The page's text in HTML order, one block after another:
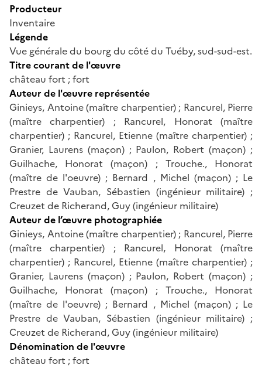
Producteur
Inventaire
Légende
Vue générale du bourg du côté du Tuéby, sud-sud-est.
Titre courant de l'œuvre
château fort ; fort
Auteur de l'œuvre représentée
Ginieys, Antoine (maître charpentier) ; Rancurel, Pierre
(maître charpentier) ; Rancurel, Honorat (maître
charpentier) ; Rancurel, Etienne (maître charpentier) ;
Granier, Laurens (maçon) ; Paulon, Robert (maçon) ;
Guilhache, Honorat (maçon) ; Trouche., Honorat
(maître de l'oeuvre) ; Bernard , Michel (maçon) ; Le
Prestre de Vauban, Sébastien (ingénieur militaire) ;
Creuzet de Richerand, Guy (ingénieur militaire)
Auteur de l’œuvre photographiée
Ginieys, Antoine (maître charpentier) ; Rancurel, Pierre
(maître charpentier) ; Rancurel, Honorat (maître
charpentier) ; Rancurel, Etienne (maître charpentier) ;
Granier, Laurens (maçon) ; Paulon, Robert (maçon) ;
Guilhache, Honorat (maçon) ; Trouche., Honorat
(maître de l'oeuvre) ; Bernard , Michel (maçon) ; Le
Prestre de Vauban, Sébastien (ingénieur militaire) ;
Creuzet de Richerand, Guy (ingénieur militaire)
Dénomination de l'œuvre
château fort ; fort